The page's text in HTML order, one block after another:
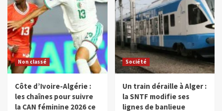
Non classé
Côte d’Ivoire-Algérie :
les chaînes pour suivre
la CAN féminine 2026 ce
Société
Un train déraille à Alger :
la SNTF modifie ses
lignes de banlieue